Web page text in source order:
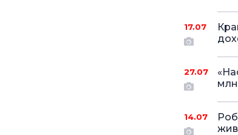
17.07
27.07
млн
14.07